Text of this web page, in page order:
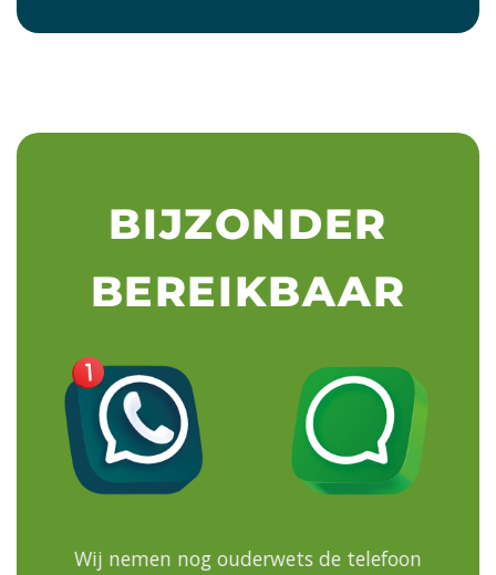
BIJZONDER
BEREIKBAAR
Wij nemen nog ouderwets de telefoon